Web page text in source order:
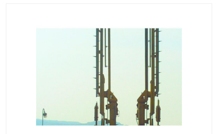
活动梯
卸车鹤管
火车鹤管
汽车鹤管 顶部鹤管